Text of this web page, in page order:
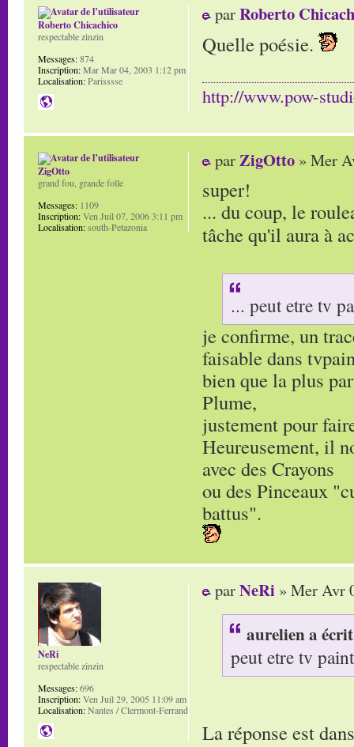
parRoberto
Quelle poésie.
http://www.pow-
Roberto Chicachico
respectable zinzin
Messages:874
Inscription:Mar Mar 04, 2003 1:12 pm
Localisation:Parisssse
parZigOtto » Mer
super!
... du coup, le
tâche qu'il aura à
... peut etre tv
je confirme, un
faisable dans
bien que la plus
Plume,
justement pour
Heureusement, il
avec des Crayons
ou des Pinceaux
battus".
ZigOtto
grand fou, grande folle
Messages: 1109
Inscription:Ven Juil 07, 2006 3:11 pm
Localisation:south-Petazonia
parNeRi » Mer Avr
aurelien a
peut etre tv
La réponse est
NeRi
respectable zinzin
Messages:696
Inscription:Ven Juil 29, 2005 11:09 am
Localisation:Nantes / Clermont-Ferrand